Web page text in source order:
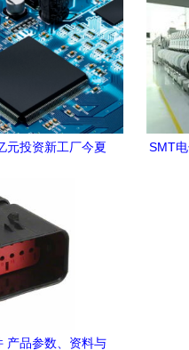
元投资新工厂今夏
SMT
产品参数、资料与